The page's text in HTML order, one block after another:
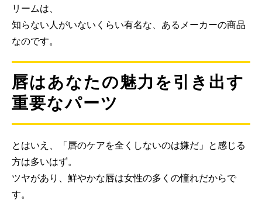
リームは、
知らない人がいないくらい有名な、あるメーカーの商品
なのです。
唇はあなたの魅力を引き出す
重要なパーツ
とはいえ、「唇のケアを全くしないのは嫌だ」と感じる
方は多いはず。
ツヤがあり、鮮やかな唇は女性の多くの憧れだからで
す。